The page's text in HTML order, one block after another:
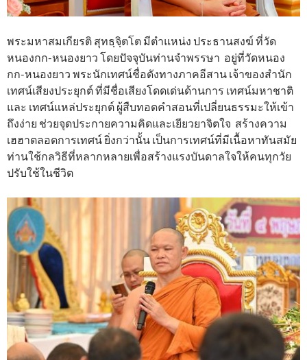
พระมหาสมเกียรติ สุทธฺจฺิตโต มีตำแหน่ง ประธานสงฆ์ ที่วัด
หนองกก-หนองยาว โดยปัจจุบันท่านจำพรรษา อยู่ที่วัดหนอง
กก-หนองยาว พระนักเทศน์ชื่อดังทางภาคอีสาน เจ้าของสำนัก
เทศน์เสียงประยุกต์ ที่มีชื่อเสียงโดดเด่นด้านการ เทศน์มหาชาติ
และ เทศน์แหล่ประยุกต์ ผู้สืบทอดคำสอนที่เปลี่ยนธรรมะให้เข้า
ถึงง่าย ช่วยจุดประกายความคิดและเยียวยาจิตใจ สร้างความ
เฮฮาตลอดการเทศน์ ยิ่งกว่านั้น เป็นการเทศน์ที่มีเนื้อหาทันสมัย
ท่านใช้กลวิธีที่หลากหลายเพื่อสร้างแรงบันดาลใจให้คนทุกวัย
ปรับใช้ในชีวิต